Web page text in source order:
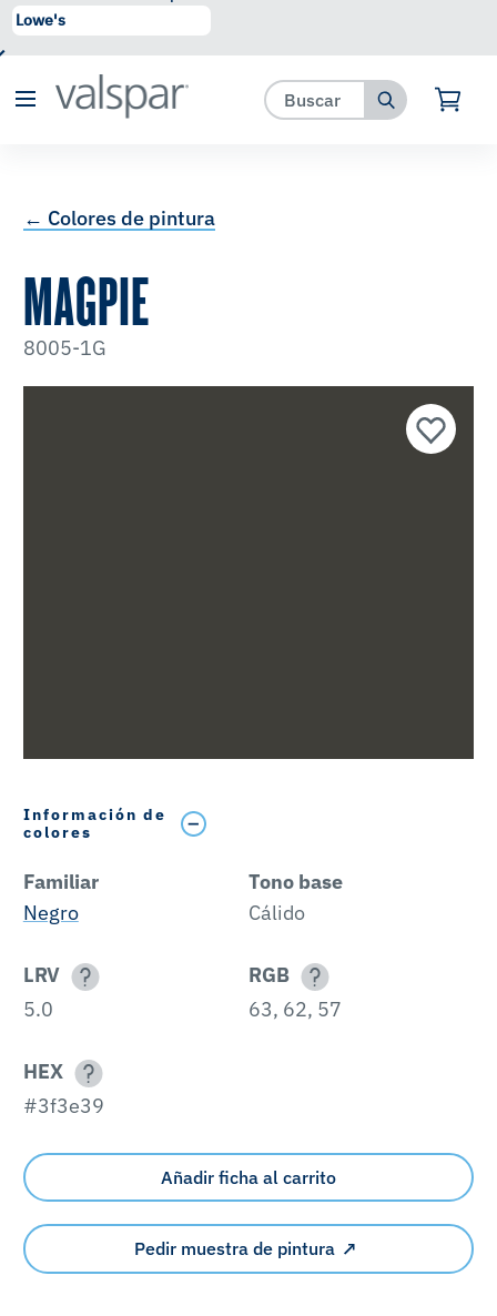
se ha agregado a favoritos.
← Colores de pintura
MAGPIE
8005-1G
Información de
colores
Familiar
Negro
Tono base
Cálido
LRV
5.0
RGB
63, 62, 57
HEX
#3f3e39
Añadir ficha al carrito
Pedir muestra de pintura